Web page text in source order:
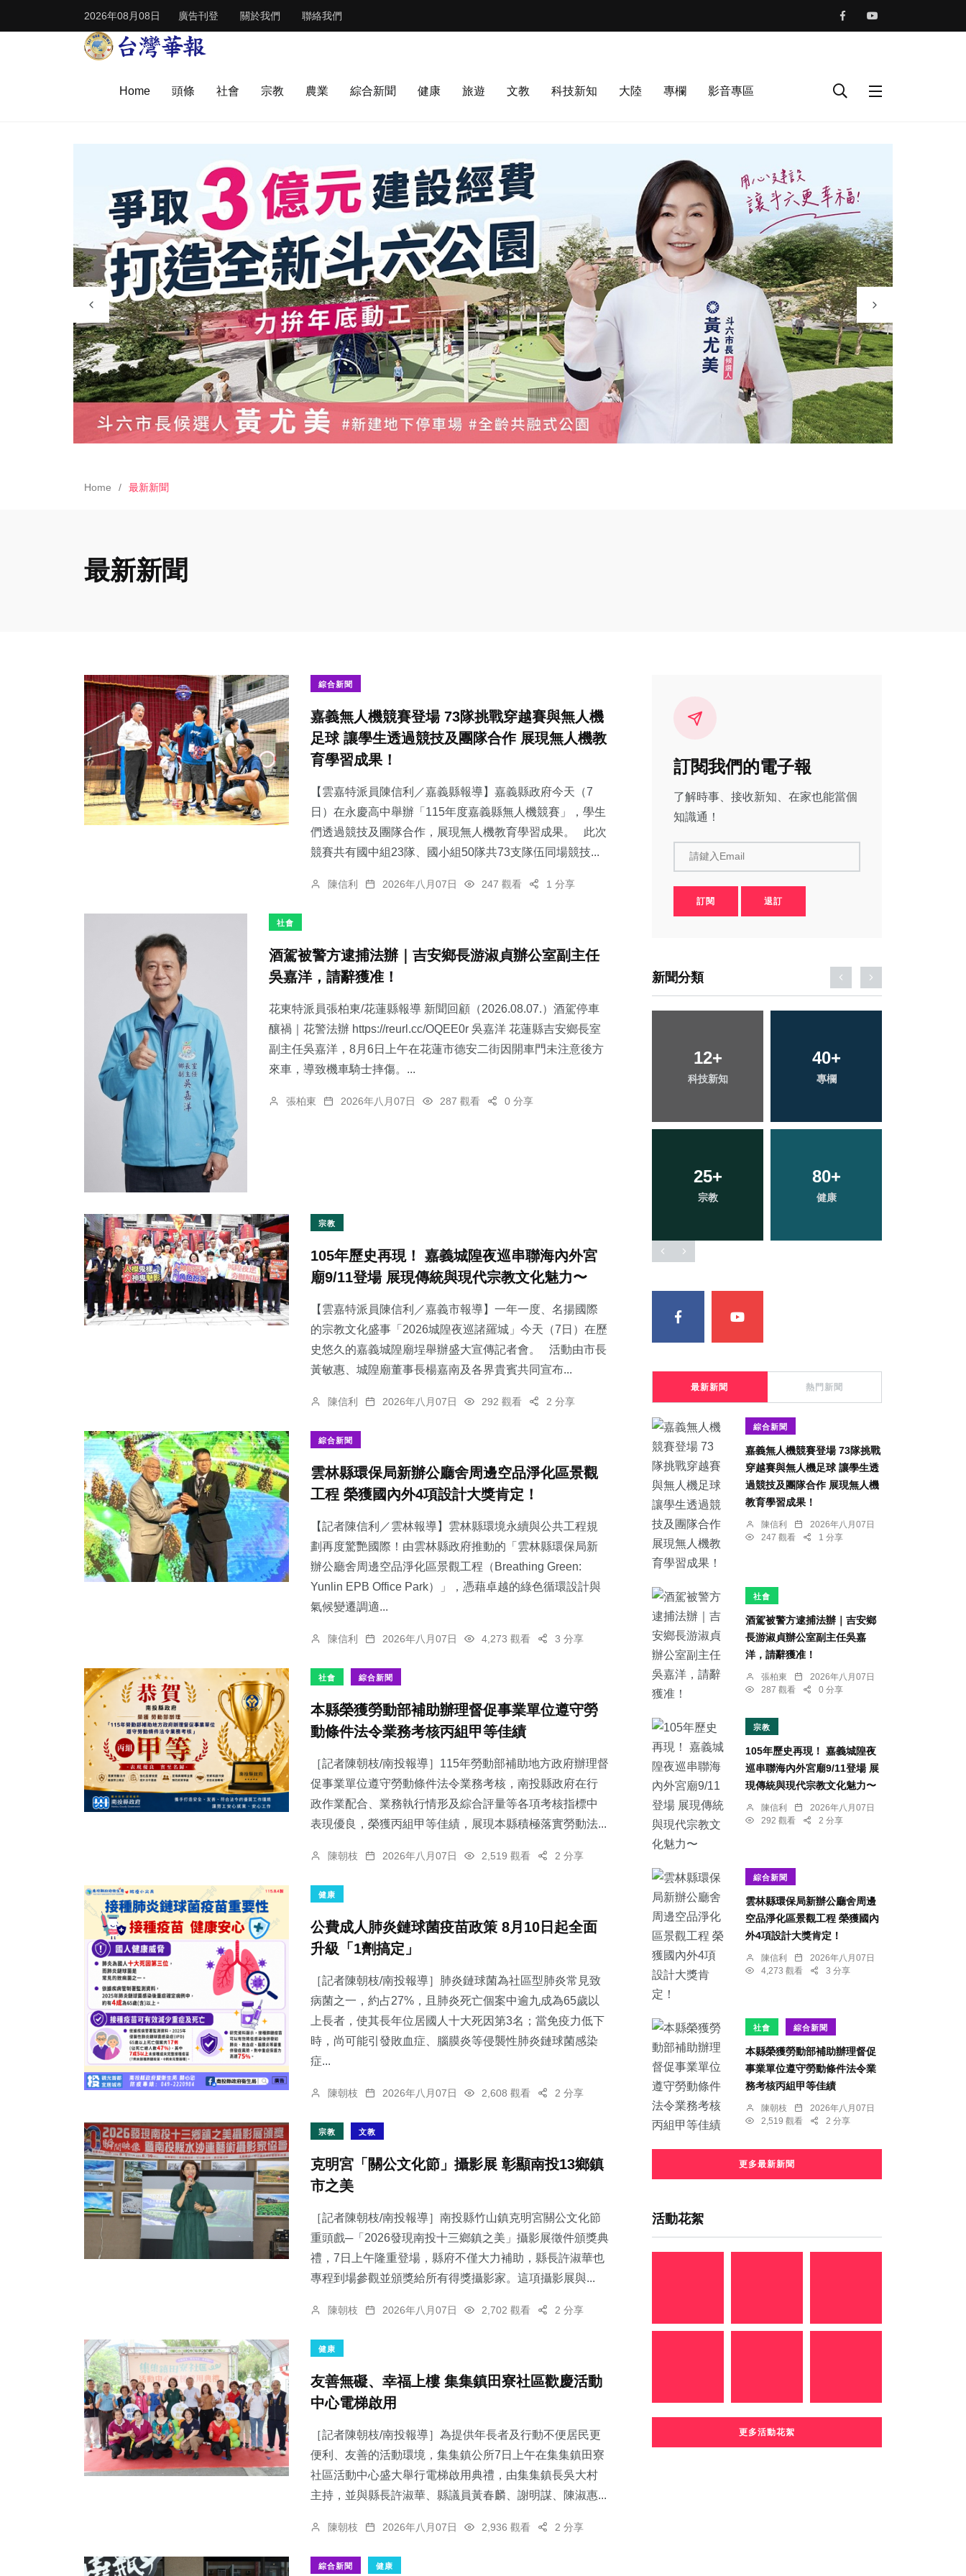
2026年08月08日 廣告刊登 關於我們 聯絡我們
Home 頭條 社會 宗教 農業 綜合新聞 健康 旅遊 文教 科技新知 大陸 專欄 影音專區
Home 最新新聞
最新新聞
綜合新聞
嘉義無人機競賽登場 73隊挑戰穿越賽與無人機
足球 讓學生透過競技及團隊合作 展現無人機教
育學習成果！
【雲嘉特派員陳信利／嘉義縣報導】嘉義縣政府今天（7
日）在永慶高中舉辦「115年度嘉義縣無人機競賽」，學生
們透過競技及團隊合作，展現無人機教育學習成果。 此次
競賽共有國中組23隊、國小組50隊共73支隊伍同場競技...
陳信利 2026年八月07日 247 觀看 1 分享
社會
酒駕被警方逮捕法辦｜吉安鄉長游淑貞辦公室副主任
吳嘉洋，請辭獲准！
花東特派員張柏東/花蓮縣報導 新聞回顧（2026.08.07.）酒駕停車
釀禍｜花警法辦 https://reurl.cc/OQEE0r 吳嘉洋 花蓮縣吉安鄉長室
副主任吳嘉洋，8月6日上午在花蓮市德安二街因開車門未注意後方
來車，導致機車騎士摔傷。...
張柏東 2026年八月07日 287 觀看 0 分享
宗教
105年歷史再現！ 嘉義城隍夜巡串聯海內外宮
廟9/11登場 展現傳統與現代宗教文化魅力〜
【雲嘉特派員陳信利／嘉義市報導】一年一度、名揚國際
的宗教文化盛事「2026城隍夜巡諸羅城」今天（7日）在歷
史悠久的嘉義城隍廟埕舉辦盛大宣傳記者會。 活動由市長
黃敏惠、城隍廟董事長楊嘉南及各界貴賓共同宣布...
陳信利 2026年八月07日 292 觀看 2 分享
綜合新聞
雲林縣環保局新辦公廳舍周邊空品淨化區景觀
工程 榮獲國內外4項設計大獎肯定！
【記者陳信利／雲林報導】雲林縣環境永續與公共工程規
劃再度驚艷國際！由雲林縣政府推動的「雲林縣環保局新
辦公廳舍周邊空品淨化區景觀工程（Breathing Green:
Yunlin EPB Office Park）」，憑藉卓越的綠色循環設計與
氣候變遷調適...
陳信利 2026年八月07日 4,273 觀看 3 分享
社會 綜合新聞
本縣榮獲勞動部補助辦理督促事業單位遵守勞
動條件法令業務考核丙組甲等佳績
［記者陳朝枝/南投報導］115年勞動部補助地方政府辦理督
促事業單位遵守勞動條件法令業務考核，南投縣政府在行
政作業配合、業務執行情形及綜合評量等各項考核指標中
表現優良，榮獲丙組甲等佳績，展現本縣積極落實勞動法...
陳朝枝 2026年八月07日 2,519 觀看 2 分享
健康
公費成人肺炎鏈球菌疫苗政策 8月10日起全面
升級「1劑搞定」
［記者陳朝枝/南投報導］肺炎鏈球菌為社區型肺炎常見致
病菌之一，約占27%，且肺炎死亡個案中逾九成為65歲以
上長者，使其長年位居國人十大死因第3名；當免疫力低下
時，尚可能引發敗血症、腦膜炎等侵襲性肺炎鏈球菌感染
症...
陳朝枝 2026年八月07日 2,608 觀看 2 分享
宗教 文教
克明宮「關公文化節」攝影展 彰顯南投13鄉鎮
市之美
［記者陳朝枝/南投報導］南投縣竹山鎮克明宮關公文化節
重頭戲─「2026發現南投十三鄉鎮之美」攝影展徵件頒獎典
禮，7日上午隆重登場，縣府不僅大力補助，縣長許淑華也
專程到場參觀並頒獎給所有得獎攝影家。這項攝影展與...
陳朝枝 2026年八月07日 2,702 觀看 2 分享
健康
友善無礙、幸福上樓 集集鎮田寮社區歡慶活動
中心電梯啟用
［記者陳朝枝/南投報導］為提供年長者及行動不便居民更
便利、友善的活動環境，集集鎮公所7日上午在集集鎮田寮
社區活動中心盛大舉行電梯啟用典禮，由集集鎮長吳大村
主持，並與縣長許淑華、縣議員黃春麟、謝明謀、陳淑惠...
陳朝枝 2026年八月07日 2,936 觀看 2 分享
綜合新聞 健康
訂閱我們的電子報
了解時事、接收新知、在家也能當個
知識通！
請鍵入Email
訂閱 退訂
新聞分類
136+
社會
25 +
0+
大陸
12+ 40+ 56+
旅遊
136+
社會
19+
頭條
28+
農業
最新新聞 熱門新聞
綜合新聞
嘉義無人機競賽登場 73隊挑戰
穿越賽與無人機足球 讓學生透
過競技及團隊合作 展現無人機
教育學習成果！
陳信利
2026年八月07日
247 觀看
1 分享
社會
酒駕被警方逮捕法辦｜吉安鄉
長游淑貞辦公室副主任吳嘉
洋，請辭獲准！
張柏東
2026年八月07日
287 觀看
0 分享
宗教
105年歷史再現！ 嘉義城隍夜
巡串聯海內外宮廟9/11登場 展
現傳統與現代宗教文化魅力〜
陳信利
2026年八月07日
292 觀看
2 分享
綜合新聞
雲林縣環保局新辦公廳舍周邊
空品淨化區景觀工程 榮獲國內
外4項設計大獎肯定！
陳信利
2026年八月07日
4,273 觀看
3 分享
社會 綜合新聞
本縣榮獲勞動部補助辦理督促
事業單位遵守勞動條件法令業
務考核丙組甲等佳績
陳朝枝
2026年八月07日
2,519 觀看
2 分享
更多最新新聞
活動花絮
更多活動花絮